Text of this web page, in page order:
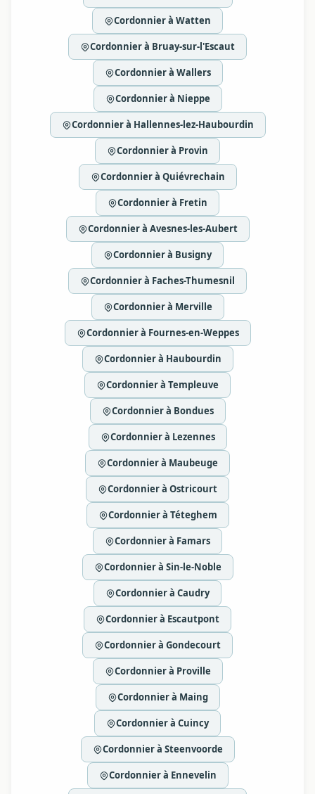
Cordonnier à Watten
Cordonnier à Bruay-sur-l'Escaut
Cordonnier à Wallers
Cordonnier à Nieppe
Cordonnier à Hallennes-lez-Haubourdin
Cordonnier à Provin
Cordonnier à Quiévrechain
Cordonnier à Fretin
Cordonnier à Avesnes-les-Aubert
Cordonnier à Busigny
Cordonnier à Faches-Thumesnil
Cordonnier à Merville
Cordonnier à Fournes-en-Weppes
Cordonnier à Haubourdin
Cordonnier à Templeuve
Cordonnier à Bondues
Cordonnier à Lezennes
Cordonnier à Maubeuge
Cordonnier à Ostricourt
Cordonnier à Téteghem
Cordonnier à Famars
Cordonnier à Sin-le-Noble
Cordonnier à Caudry
Cordonnier à Escautpont
Cordonnier à Gondecourt
Cordonnier à Proville
Cordonnier à Maing
Cordonnier à Cuincy
Cordonnier à Steenvoorde
Cordonnier à Ennevelin